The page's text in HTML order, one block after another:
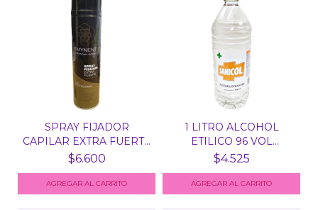
SPRAY FIJADOR
CAPILAR EXTRA FUERTE
EMYNE...
$6.600
1 LITRO ALCOHOL
ETILICO 96 VOL
SANICOL -...
$4.525